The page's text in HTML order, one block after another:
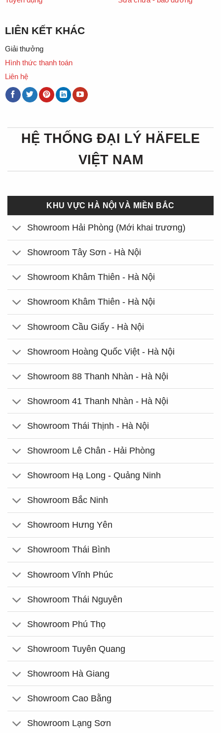
LIÊN KẾT KHÁC
Giải thưởng
Hình thức thanh toán
Liên hệ
HỆ THỐNG ĐẠI LÝ HÄFELE
VIỆT NAM
KHU VỰC HÀ NỘI VÀ MIỀN BẮC
Showroom Hải Phòng (Mới khai trương)
Showroom Tây Sơn - Hà Nội
Showroom Khâm Thiên - Hà Nội
Showroom Khâm Thiên - Hà Nội
Showroom Cầu Giấy - Hà Nội
Showroom Hoàng Quốc Việt - Hà Nội
Showroom 88 Thanh Nhàn - Hà Nội
Showroom 41 Thanh Nhàn - Hà Nội
Showroom Thái Thịnh - Hà Nội
Showroom Lê Chân - Hải Phòng
Showroom Hạ Long - Quảng Ninh
Showroom Bắc Ninh
Showroom Hưng Yên
Showroom Thái Bình
Showroom Vĩnh Phúc
Showroom Thái Nguyên
Showroom Phú Thọ
Showroom Tuyên Quang
Showroom Hà Giang
Showroom Cao Bằng
Showroom Lạng Sơn